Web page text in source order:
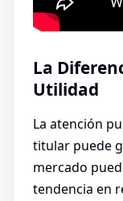
La
Utilidad
La atención
titular puede
mercado
tendencia en